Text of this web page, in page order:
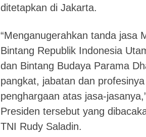
ditetapkan di Jakarta.
“Menganugerahkan tanda jasa
Bintang Republik Indonesia
dan Bintang Budaya Parama
pangkat, jabatan dan
penghargaan atas jasa-
Presiden tersebut yang
TNI Rudy Saladin.